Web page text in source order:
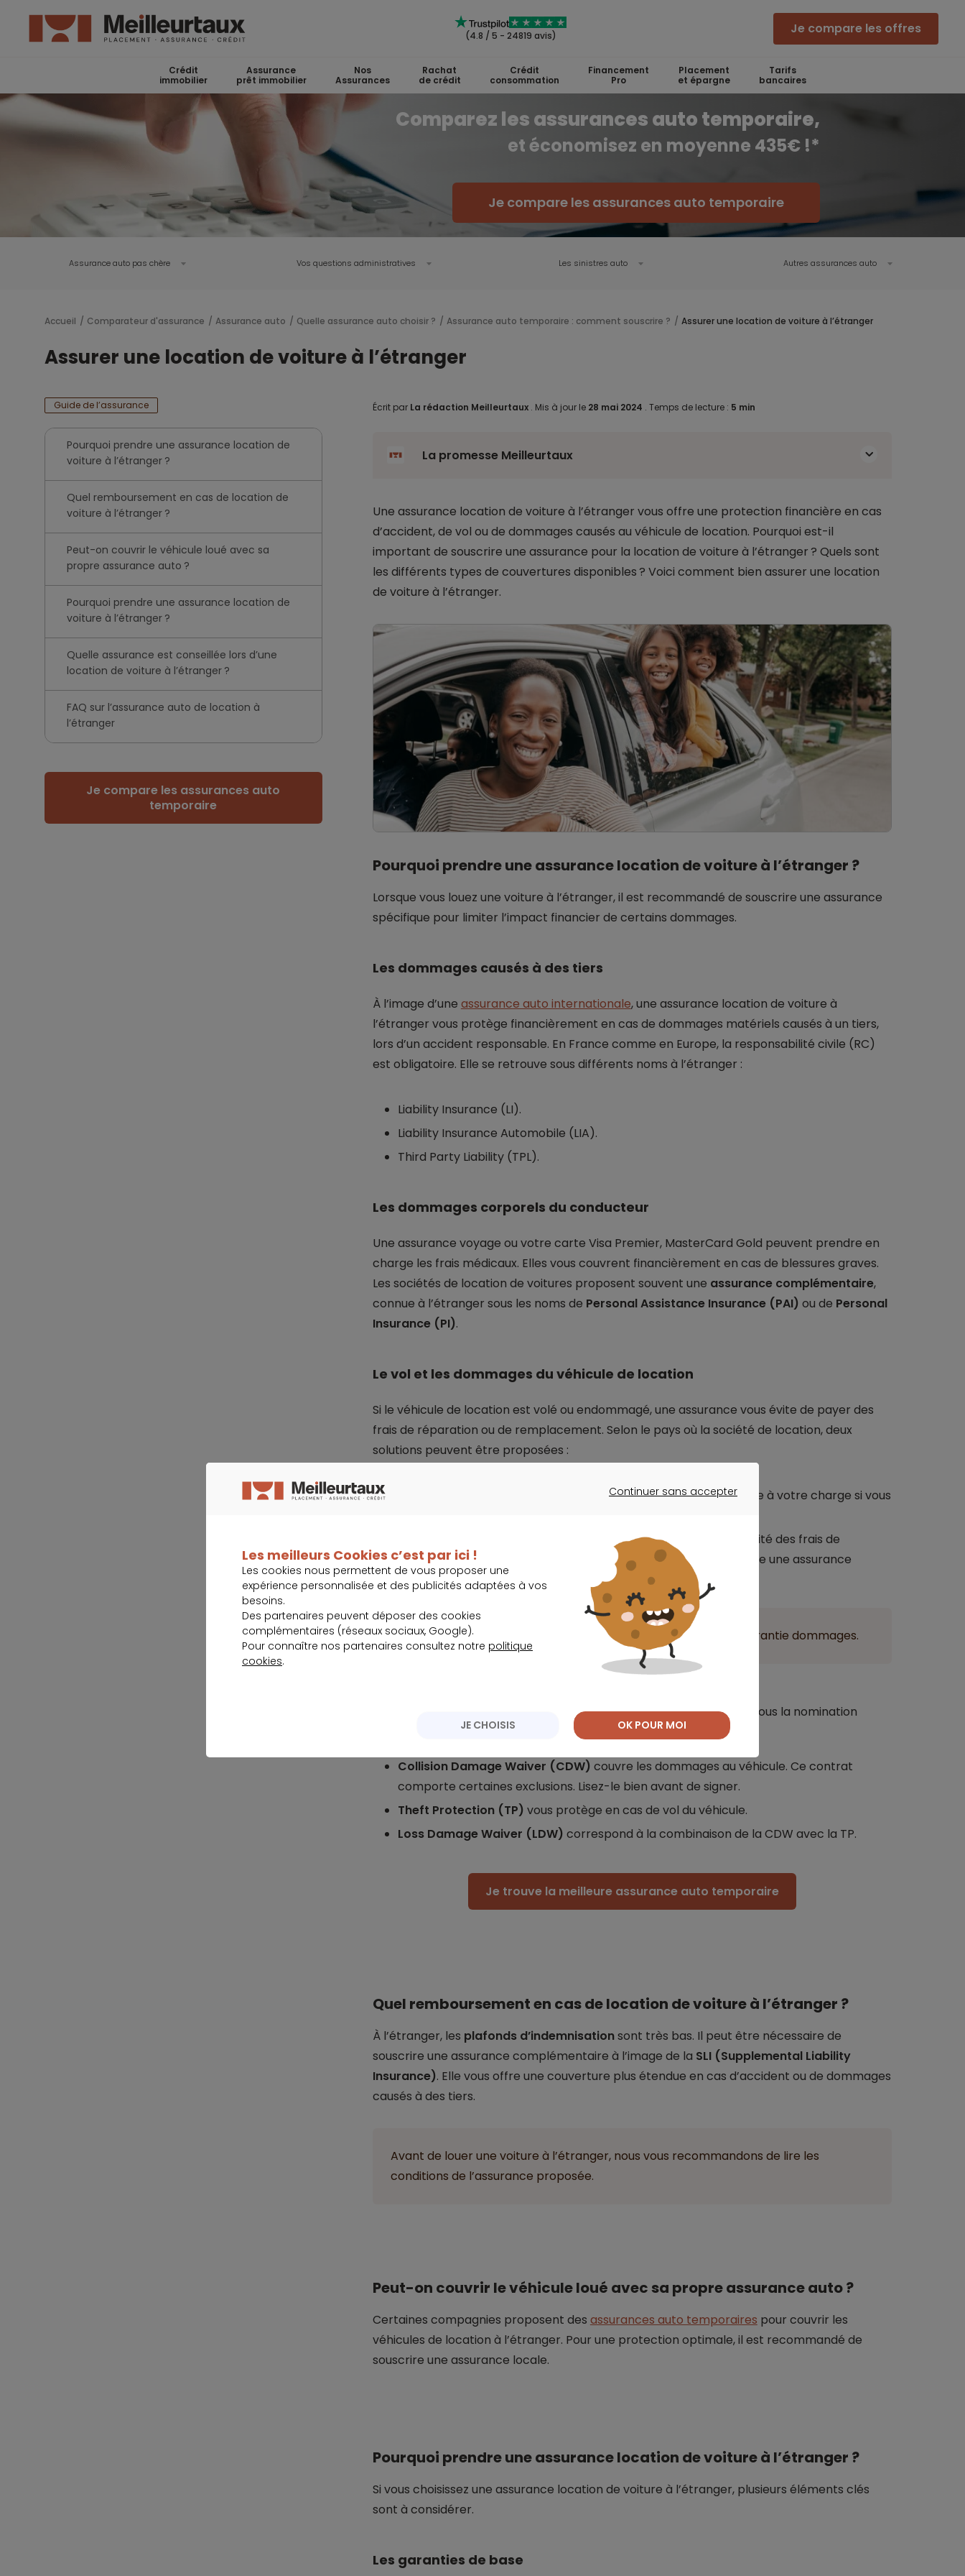
(4.8 / 5 - 24819 avis) Je compare les offres
Crédit
immobilier
Assurance
prêt immobilier
Nos
Assurances
Rachat
de crédit
Crédit
consommation
Financement
Pro
Placement
et épargne
Tarifs
bancaires
Comparez les assurances auto temporaire,
et économisez en moyenne 435€ !*
Je compare les assurances auto temporaire
Assurance auto pas chère Vos questions administratives Les sinistres auto Autres assurances auto
Accueil Comparateur d'assurance Assurance auto Quelle assurance auto choisir ? Assurance auto temporaire : comment souscrire ? Assurer une location de voiture à l’étranger
Assurer une location de voiture à l’étranger
Guide de l’assurance
Pourquoi prendre une assurance location de
voiture à l’étranger ?
Quel remboursement en cas de location de
voiture à l’étranger ?
Peut-on couvrir le véhicule loué avec sa
propre assurance auto ?
Pourquoi prendre une assurance location de
voiture à l’étranger ?
Quelle assurance est conseillée lors d’une
location de voiture à l’étranger ?
FAQ sur l’assurance auto de location à
l’étranger
Je compare les assurances auto
temporaire
Écrit par La rédaction Meilleurtaux . Mis à jour le 28 mai 2024 . Temps de lecture : 5 min
La promesse Meilleurtaux
Une assurance location de voiture à l’étranger vous offre une protection financière en cas
d’accident, de vol ou de dommages causés au véhicule de location. Pourquoi est-il
important de souscrire une assurance pour la location de voiture à l’étranger ? Quels sont
les différents types de couvertures disponibles ? Voici comment bien assurer une location
de voiture à l’étranger.
Pourquoi prendre une assurance location de voiture à l’étranger ?
Lorsque vous louez une voiture à l’étranger, il est recommandé de souscrire une assurance
spécifique pour limiter l’impact financier de certains dommages.
Les dommages causés à des tiers
À l’image d’une assurance auto internationale, une assurance location de voiture à
l’étranger vous protège financièrement en cas de dommages matériels causés à un tiers,
lors d’un accident responsable. En France comme en Europe, la responsabilité civile (RC)
est obligatoire. Elle se retrouve sous différents noms à l’étranger :
Liability Insurance (LI).
Liability Insurance Automobile (LIA).
Third Party Liability (TPL).
Les dommages corporels du conducteur
Une assurance voyage ou votre carte Visa Premier, MasterCard Gold peuvent prendre en
charge les frais médicaux. Elles vous couvrent financièrement en cas de blessures graves.
Les sociétés de location de voitures proposent souvent une assurance complémentaire,
connue à l’étranger sous les noms de Personal Assistance Insurance (PAI) ou de Personal
Insurance (PI).
Le vol et les dommages du véhicule de location
Si le véhicule de location est volé ou endommagé, une assurance vous évite de payer des
frais de réparation ou de remplacement. Selon le pays où la société de location, deux
solutions peuvent être proposées :
Le loueur inclut une assurance dommages.Une franchise reste à votre charge si vous
Le loueur n’inclut pas cette assurance. Vous assumez l’intégralité des frais de
réparation du véhicule. Dans ce cas, il est nécessaire de souscrire une assurance
dommages.
Attention, l’assurance vol n’est pas toujours proposée avec la garantie dommages.
À l’étranger, vous pouvez retrouver les garanties vol et dommages sous la nomination
Collision Damage Waiver (CDW) couvre les dommages au véhicule. Ce contrat
comporte certaines exclusions. Lisez-le bien avant de signer.
Theft Protection (TP) vous protège en cas de vol du véhicule.
Loss Damage Waiver (LDW) correspond à la combinaison de la CDW avec la TP.
Je trouve la meilleure assurance auto temporaire
Quel remboursement en cas de location de voiture à l’étranger ?
À l’étranger, les plafonds d’indemnisationsont très bas. Il peut être nécessaire de
souscrire une assurance complémentaire à l’image de la SLI (Supplemental Liability
Insurance). Elle vous offre une couverture plus étendue en cas d’accident ou de dommages
causés à des tiers.
Avant de louer une voiture à l’étranger, nous vous recommandons de lire les
conditions de l’assurance proposée.
Peut-on couvrir le véhicule loué avec sa propre assurance auto ?
Certaines compagnies proposent des assurances auto temporaires pour couvrir les
véhicules de location à l’étranger. Pour une protection optimale, il est recommandé de
souscrire une assurance locale.
Pourquoi prendre une assurance location de voiture à l’étranger ?
Si vous choisissez une assurance location de voiture à l’étranger, plusieurs éléments clés
sont à considérer.
Les garanties de base
Continuer sans accepter
Les meilleurs Cookies c’est par ici !
Les cookies nous permettent de vous proposer une
expérience personnalisée et des publicités adaptées à vos
besoins.
Des partenaires peuvent déposer des cookies
complémentaires (réseaux sociaux, Google).
Pour connaître nos partenaires consultez notre politique
cookies.
JE CHOISIS OK POUR MOI